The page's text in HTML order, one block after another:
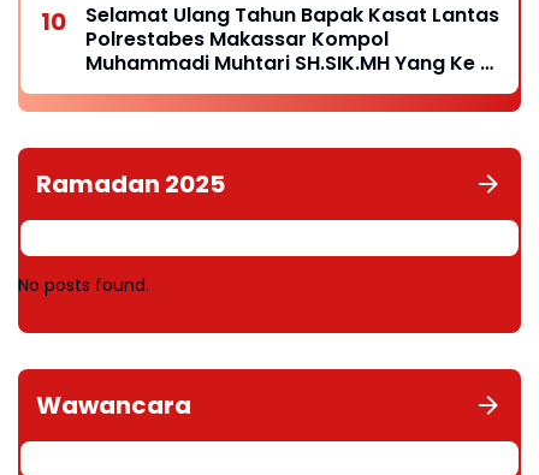
Selamat Ulang Tahun Bapak Kasat Lantas
Polrestabes Makassar Kompol
Muhammadi Muhtari SH.SIK.MH Yang Ke 41
Tahun
Ramadan 2025
No posts found.
Wawancara